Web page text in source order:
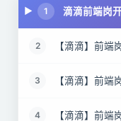
1 滴滴前端岗
2 【滴滴】前端
3 【滴滴】前端
4 【滴滴】前端